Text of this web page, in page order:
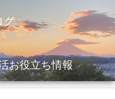
グ
お役立ち情報